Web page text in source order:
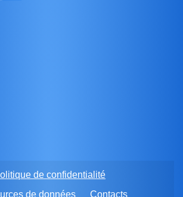
de confidentialité
de données
Contacts